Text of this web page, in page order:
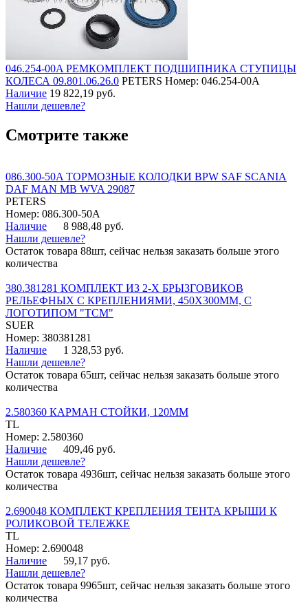
046.254-00A РЕМКОМПЛЕКТ ПОДШИПНИКА СТУПИЦЫ
КОЛЕСА 09.801.06.26.0 PETERS Номер: 046.254-00A
Наличие 19 822,19 руб.
Нашли дешевле?
Смотрите также
086.300-50A ТОРМОЗНЫЕ КОЛОДКИ BPW SAF SCANIA
DAF MAN MB WVA 29087
PETERS
Номер: 086.300-50A
Наличие
8 988,48 руб.
Нашли дешевле?
Остаток товара 88шт, сейчас нельзя заказать больше этого
количества
380.381281 КОМПЛЕКТ ИЗ 2-Х БРЫЗГОВИКОВ
РЕЛЬЕФНЫХ С КРЕПЛЕНИЯМИ, 450Х300ММ, С
ЛОГОТИПОМ "ТСМ"
SUER
Номер: 380381281
Наличие
1 328,53 руб.
Нашли дешевле?
Остаток товара 65шт, сейчас нельзя заказать больше этого
количества
2.580360 КАРМАН СТОЙКИ, 120ММ
TL
Номер: 2.580360
Наличие
409,46 руб.
Нашли дешевле?
Остаток товара 4936шт, сейчас нельзя заказать больше этого
количества
2.690048 КОМПЛЕКТ КРЕПЛЕНИЯ ТЕНТА КРЫШИ К
РОЛИКОВОЙ ТЕЛЕЖКЕ
TL
Номер: 2.690048
Наличие
59,17 руб.
Нашли дешевле?
Остаток товара 9965шт, сейчас нельзя заказать больше этого
количества